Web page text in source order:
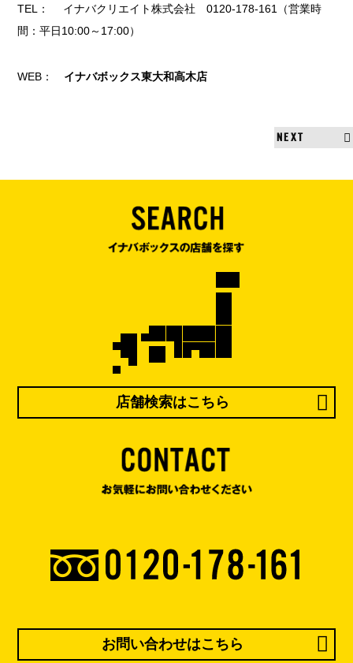
TEL： イナバクリエイト株式会社 0120-178-161（営業時
間：平日10:00～17:00）
WEB： イナバボックス東大和高木店
NEXT
店舗検索はこちら
お問い合わせはこちら